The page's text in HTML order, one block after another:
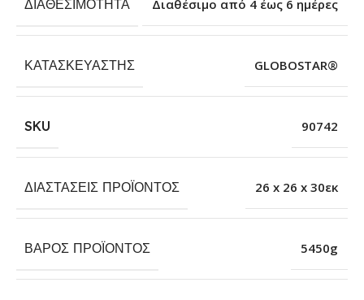
ΔΙΑΘΕΣΙΜΌΤΗΤΑ Διαθέσιμο από 4 έως 6 ημέρες
ΚΑΤΑΣΚΕΥΑΣΤΉΣ GLOBOSTAR®
SKU 90742
ΔΙΑΣΤΆΣΕΙΣ ΠΡΟΪΌΝΤΟΣ 26 x 26 x 30εκ
ΒΆΡΟΣ ΠΡΟΪΌΝΤΟΣ 5450g